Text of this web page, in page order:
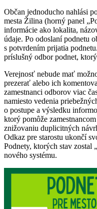
Občan jednoducho nahlási
mesta Žilina (horný panel
informácie ako lokalita,
údaje. Po odoslaní podnetu
s potvrdením prijatia
príslušný odbor podnet,
Verejnosť nebude mať
prezerať alebo ich
zamestnanci odborov viac
namiesto vedenia
o postupe a výsledku
ktorý pomôže
znižovaniu duplicitných
Odkaz pre starostu ukončí
Podnety, ktorých stav zostal
nového systému.